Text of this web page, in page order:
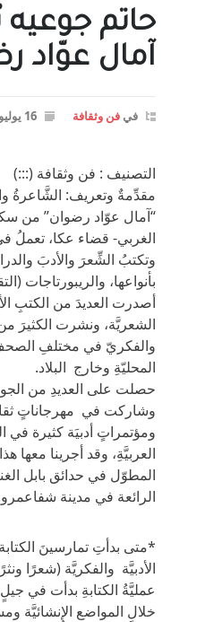
حاتم جوعيه
آمال عوّاد
في فن وثقافة 16 يوليو، 2014
التصنيف : فن وثقافة (:::)
مقدِّمةٌ وتعريف: الشَّاعرةُ
“آمال عوّاد رضوان” من
الغربي- قضاء عكا، تعملُ
وتكتبُ الشِّعرَ والأدبَ
بأنواعها، والريبورتاجات
أصدرت العديدَ من الكتبِ
الشعريَّة، ونشرت الكثيرَ من
والفكريّ في مختلفِ
المحليّةِ وخارج البلاد.
حصلت على العديدِ من
وشاركت في مهرجاناتٍ
ومؤتمراتٍ أدبيَة كثيرة في
العربيَّةِ، وقد أجرينا معها
المطوّل في حدائق بابل
الرائعة في مدينة
*متى بدأتِ تمارسينَ
الأدبيَّة والفكريَّة (شعرًا
عمليَّةُ الكتابةِ بدأت في
خلالِ المواضع الإنشائيَّة